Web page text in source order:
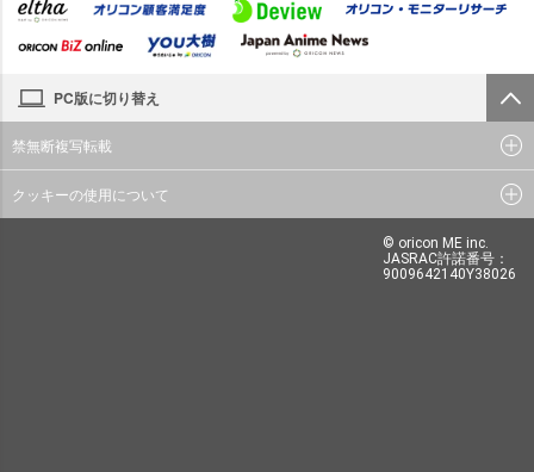
PC版に切り替え
禁無断複写転載
クッキーの使用について
© oricon ME inc.
JASRAC許諾番号：
9009642140Y38026